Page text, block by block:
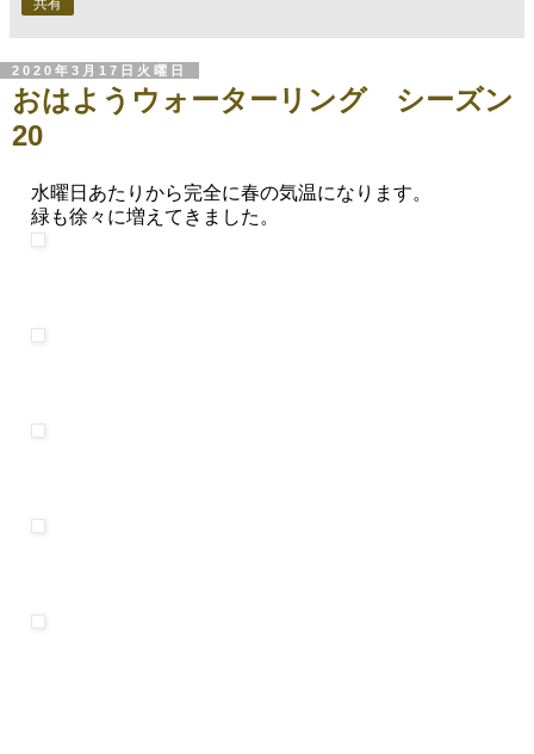
共有
2020年3月17日火曜日
おはようウォーターリング シーズン
20
水曜日あたりから完全に春の気温になります。
緑も徐々に増えてきました。